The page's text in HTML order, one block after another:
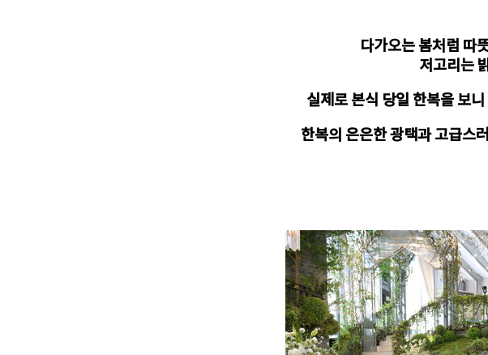
다가오는 봄처럼 따
저고리는
실제로 본식 당일 한복을 보
한복의 은은한 광택과 고급스